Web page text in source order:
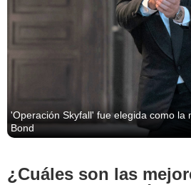
'Operación Skyfall' fue elegida como la
Bond
¿Cuáles son las